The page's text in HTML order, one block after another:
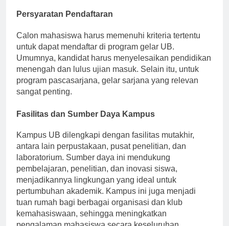
Persyaratan Pendaftaran
Calon mahasiswa harus memenuhi kriteria tertentu
untuk dapat mendaftar di program gelar UB.
Umumnya, kandidat harus menyelesaikan pendidikan
menengah dan lulus ujian masuk. Selain itu, untuk
program pascasarjana, gelar sarjana yang relevan
sangat penting.
Fasilitas dan Sumber Daya Kampus
Kampus UB dilengkapi dengan fasilitas mutakhir,
antara lain perpustakaan, pusat penelitian, dan
laboratorium. Sumber daya ini mendukung
pembelajaran, penelitian, dan inovasi siswa,
menjadikannya lingkungan yang ideal untuk
pertumbuhan akademik. Kampus ini juga menjadi
tuan rumah bagi berbagai organisasi dan klub
kemahasiswaan, sehingga meningkatkan
pengalaman mahasiswa secara keseluruhan.